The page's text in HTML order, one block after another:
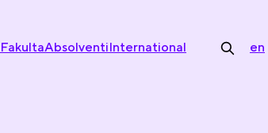
FakultaAbsolventiInternational en